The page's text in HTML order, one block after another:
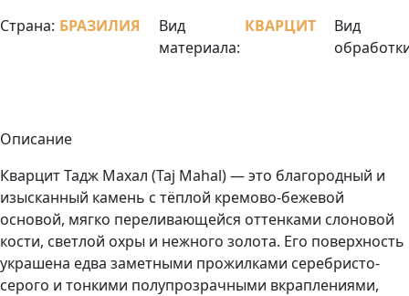
Страна: БРАЗИЛИЯ
Вид
материала:
КВАРЦИТ
Вид
Описание
Кварцит Тадж Махал (Taj Mahal) — это благородный и
изысканный камень с тёплой кремово-бежевой
основой, мягко переливающейся оттенками слоновой
кости, светлой охры и нежного золота. Его поверхность
украшена едва заметными прожилками серебристо-
серого и тонкими полупрозрачными вкраплениями,